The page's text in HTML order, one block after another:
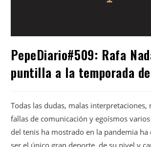
PepeDiario#509: Rafa
puntilla a la temporada
Todas las dudas, malas interpretaciones,
fallas de comunicación y egoísmos
del tenis ha mostrado en la pandemia ha
ser el único gran deporte, de su nivel y